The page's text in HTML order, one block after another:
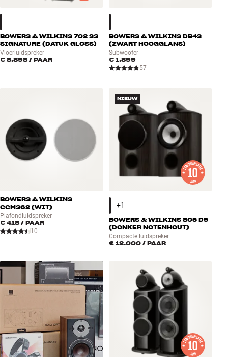
BOWERS & WILKINS 702 S3
SIGNATURE (DATUK GLOSS)
Vloerluidspreker
€ 8.898 / PAAR
BOWERS & WILKINS DB4S
(ZWART HOOGGLANS)
Subwoofer
€ 1.899
57
BOWERS & WILKINS
CCM362 (WIT)
Plafondluidspreker
€ 418 / PAAR
10
NIEUW
BOWERS & WILKINS 805 D5
(DONKER NOTENHOUT)
Compacte luidspreker
€ 12.000 / PAAR